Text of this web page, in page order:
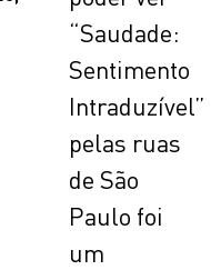
“Saudade:
Sentimento
Intraduzível”
pelas ruas
de São
Paulo foi
um